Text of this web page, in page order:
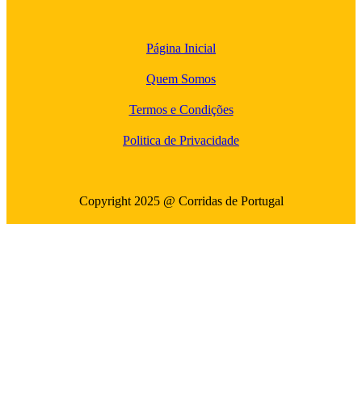
Página Inicial
Quem Somos
Termos e Condições
Politica de Privacidade
Copyright 2025 @ Corridas de Portugal